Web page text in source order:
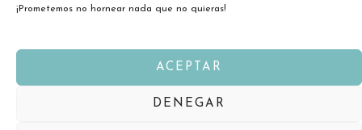
¡Prometemos no hornear nada que no quieras!
ACEPTAR
DENEGAR
Copyright © 2026 jirart.com